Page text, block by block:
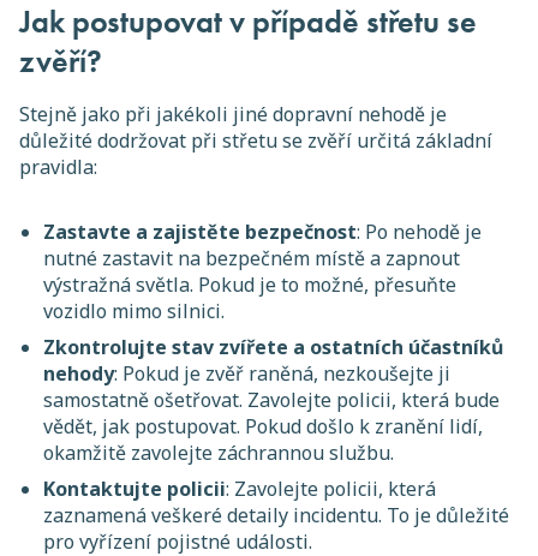
Jak postupovat v případě střetu se
zvěří?
Stejně jako při jakékoli jiné dopravní nehodě je
důležité dodržovat při střetu se zvěří určitá základní
pravidla:
Zastavte a zajistěte bezpečnost: Po nehodě je
nutné zastavit na bezpečném místě a zapnout
výstražná světla. Pokud je to možné, přesuňte
vozidlo mimo silnici.
Zkontrolujte stav zvířete a ostatních účastníků
nehody: Pokud je zvěř raněná, nezkoušejte ji
samostatně ošetřovat. Zavolejte policii, která bude
vědět, jak postupovat. Pokud došlo k zranění lidí,
okamžitě zavolejte záchrannou službu.
Kontaktujte policii: Zavolejte policii, která
zaznamená veškeré detaily incidentu. To je důležité
pro vyřízení pojistné události.